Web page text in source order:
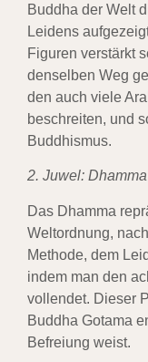
Buddha der Welt
Leidens
Figuren verstärkt
denselben Weg
den auch viele
beschreiten, und
Buddhismus.
2. Juwel:
Das Dhamma
Weltordnung,
Methode, dem
indem man den
vollendet. Dieser
Buddha Gotama
Befreiung weist.